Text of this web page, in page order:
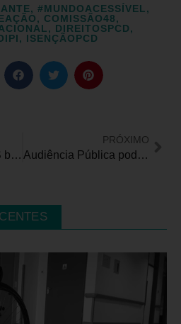
, #MUNDOACESSÍVEL,
, COMISSÃO48,
, DIREITOSPCD,
, ISENÇÃOPCD
Presidente da CBDS busca apoios em Brasília
PRÓXIMO
Audiência Pública pode definir retorno de atendimentos para PcD em Hospital de Franca